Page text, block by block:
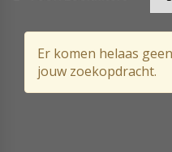
Er komen helaas
jouw zoekopdracht.